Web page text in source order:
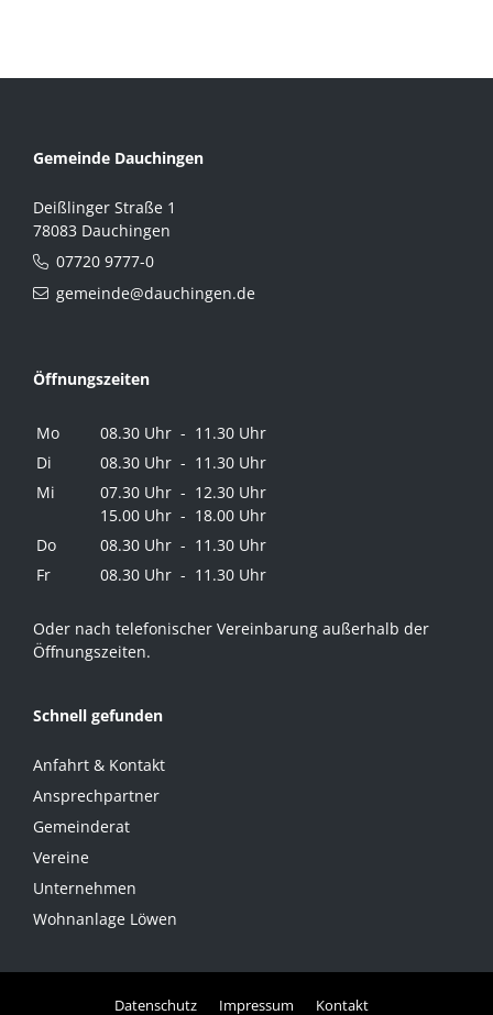
Gemeinde Dauchingen
Deißlinger Straße 1
78083 Dauchingen
07720 9777-0
gemeinde@dauchingen.de
Öffnungszeiten
Mo
08.30 Uhr - 11.30 Uhr
Di
08.30 Uhr - 11.30 Uhr
Mi
07.30 Uhr - 12.30 Uhr
15.00 Uhr - 18.00 Uhr
Do
08.30 Uhr - 11.30 Uhr
Fr
08.30 Uhr - 11.30 Uhr
Oder nach telefonischer Vereinbarung außerhalb der
Öffnungszeiten.
Schnell gefunden
Anfahrt & Kontakt
Ansprechpartner
Gemeinderat
Vereine
Unternehmen
Wohnanlage Löwen
Datenschutz Impressum Kontakt